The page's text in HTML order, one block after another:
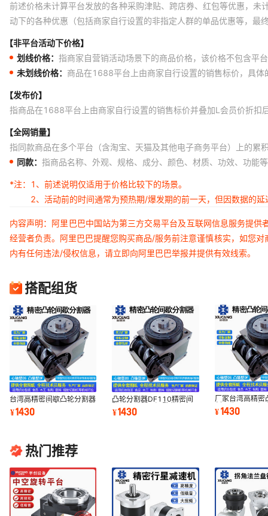
前述价格未计算平台发放的各种采购津贴、跨店券、红包等优惠，
动下的各种优惠（包括商家自行设置的非指定人群的单品优惠等，
【非平台活动下价格】
划线价格： 指商家自营销活动场景下的商品价格，该价格不包含平
未划线价格： 商品在1688平台上由商家自行设置的销售标价，具
【发布价】
指商品在1688平台上由商家自行设置的销售标价并叠加L会员价折扣
【全网销量】
指同款商品在多个平台（含淘宝、天猫及其他电子商务平台）上的累
同款： 指商品名称、外观、规格、成分、颜色、材质、功效、功能
*注：
1、前述说明仅适用于价格比较下的场景。
2、活动前的时间通常为预热期/爆发期的前一天，但因数据的
内容声明：阿里巴巴中国站为第三方交易平台及互联网信息服务提
经营者负责。阿里巴巴提醒您购买商品/服务前注意谨慎核实，如您
内有任何违法/侵权信息，请立即向阿里巴巴举报并提供有效线索。
搭配组货
台湾高精密间歇凸轮分割器
高速精密分割盘DF60电动
分度头
¥1430
凸轮分割器DF110精密间
歇凸轮分割器间歇分度盘工
厂质保一年
¥1430
厂家台湾高精密
割器缘DF70电
动分度头
¥1430
热门推荐